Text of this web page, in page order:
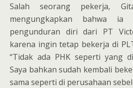
Salah seorang pekerja,
mengungkapkan bahwa ia
pengunduran diri dari PT
karena ingin tetap bekerja di
“Tidak ada PHK seperti yang
Saya bahkan sudah kembali
sama seperti di perusahaan